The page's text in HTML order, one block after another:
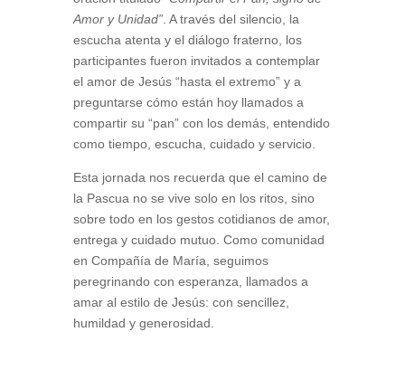
Amor y Unidad”. A través del silencio, la
escucha atenta y el diálogo fraterno, los
participantes fueron invitados a contemplar
el amor de Jesús “hasta el extremo” y a
preguntarse cómo están hoy llamados a
compartir su “pan” con los demás, entendido
como tiempo, escucha, cuidado y servicio.
Esta jornada nos recuerda que el camino de
la Pascua no se vive solo en los ritos, sino
sobre todo en los gestos cotidianos de amor,
entrega y cuidado mutuo. Como comunidad
en Compañía de María, seguimos
peregrinando con esperanza, llamados a
amar al estilo de Jesús: con sencillez,
humildad y generosidad.